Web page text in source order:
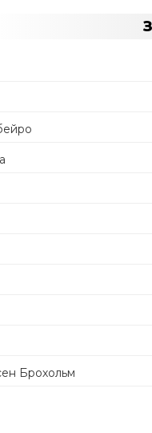
Брохольм